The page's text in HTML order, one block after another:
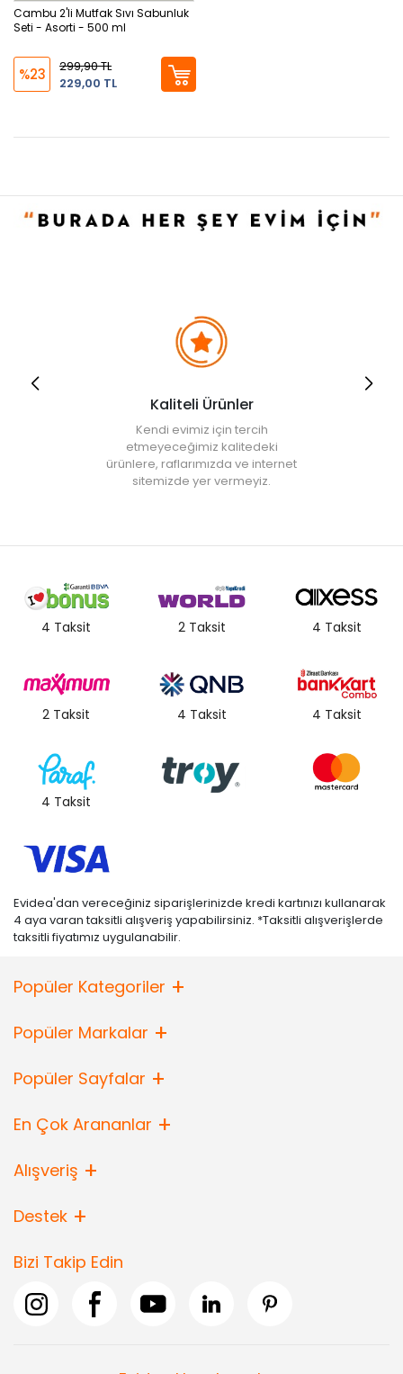
Cambu 2'li Mutfak Sıvı Sabunluk
Seti - Asorti - 500 ml
%23
299,90 TL
229,00 TL
Kaliteli Ürünler
Kendi evimiz için tercih
etmeyeceğimiz kalitedeki
ürünlere, raflarımızda ve internet
sitemizde yer vermeyiz.
4 Taksit 2 Taksit 4 Taksit
2 Taksit 4 Taksit 4 Taksit
4 Taksit
Evidea'dan vereceğiniz siparişlerinizde kredi kartınızı kullanarak
4 aya varan taksitli alışveriş yapabilirsiniz. *Taksitli alışverişlerde
taksitli fiyatımız uygulanabilir.
Popüler Kategoriler
Popüler Markalar
Popüler Sayfalar
En Çok Arananlar
Alışveriş
Destek
Bizi Takip Edin